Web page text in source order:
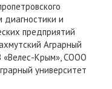
диагностики и
предприятий
Аграрный
«Велес-Крым», СООО
университет